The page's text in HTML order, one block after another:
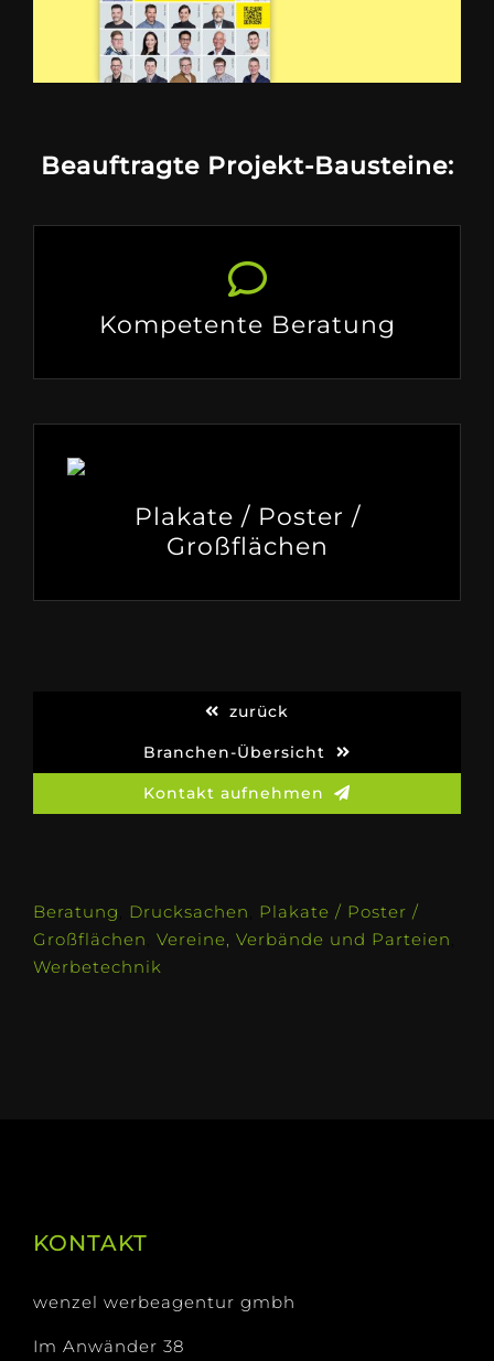
Beauftragte Projekt-Bausteine:
Kompetente Beratung
Plakate / Poster /
Großflächen
zurück
Branchen-Übersicht
Kontakt aufnehmen
Beratung Drucksachen
Plakate / Poster /
Großflächen Vereine, Verbände und Parteien
Werbetechnik
KONTAKT
wenzel werbeagentur gmbh
Im Anwänder 38